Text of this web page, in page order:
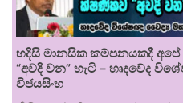
හදිසි මානසික කම්පනයකදී
“අවදි වන” හැටි – හෘදවේද
විජයසිංහ